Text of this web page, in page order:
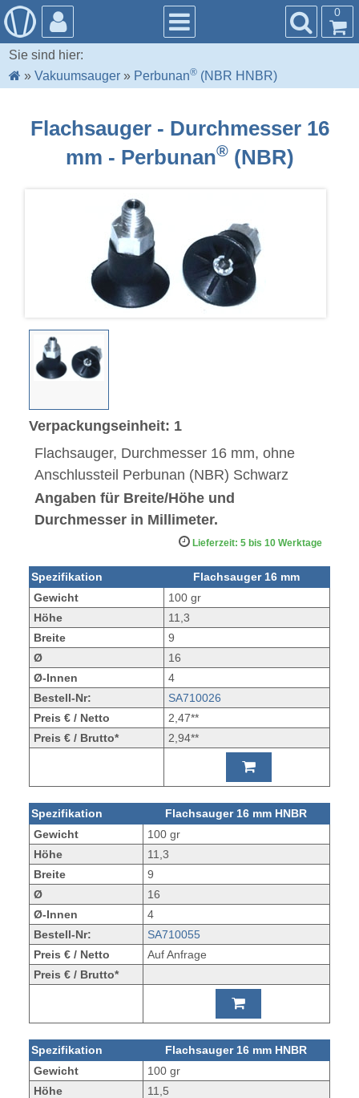
0
Sie sind hier:
»Vakuumsauger » Perbunan® (NBR HNBR)
Flachsauger - Durchmesser 16
mm - Perbunan®(NBR)
Verpackungseinheit: 1
Flachsauger, Durchmesser 16 mm, ohne
Anschlussteil Perbunan (NBR) Schwarz
Angaben für Breite/Höhe und
Durchmesser in Millimeter.
Lieferzeit: 5 bis 10 Werktage
Spezifikation
Flachsauger 16 mm
Gewicht
100 gr
Höhe
11,3
Breite
9
Ø
16
Ø-Innen
4
Bestell-Nr:
SA710026
Preis € / Netto
2,47**
Preis € / Brutto*
2,94**
Spezifikation
Flachsauger 16 mm HNBR
Gewicht
100 gr
Höhe
11,3
Breite
9
Ø
16
Ø-Innen
4
Bestell-Nr:
SA710055
Preis € / Netto
Auf Anfrage
Preis € / Brutto*
Spezifikation
Flachsauger 16 mm HNBR
Gewicht
100 gr
Höhe
11,5